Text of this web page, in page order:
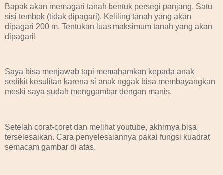
Bapak akan memagari tanah bentuk persegi panjang. Satu
sisi tembok (tidak dipagari). Keliling tanah yang akan
dipagari 200 m. Tentukan luas maksimum tanah yang akan
dipagari!
Saya bisa menjawab tapi memahamkan kepada anak
sedikit kesulitan karena si anak nggak bisa membayangkan
meski saya sudah menggambar dengan manis.
Setelah corat-coret dan melihat youtube, akhirnya bisa
terselesaikan. Cara penyelesaiannya pakai fungsi kuadrat
semacam gambar di atas.